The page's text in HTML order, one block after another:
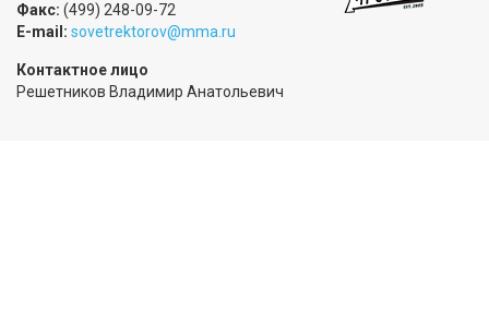
Факс: (499) 248-09-72
E-mail: sovetrektorov@mma.ru
Контактное лицо
Решетников Владимир Анатольевич